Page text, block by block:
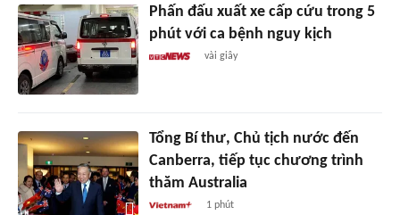
Phấn đấu xuất xe cấp cứu trong 5
phút với ca bệnh nguy kịch
vài giây
Tổng Bí thư, Chủ tịch nước đến
Canberra, tiếp tục chương trình
thăm Australia
1 phút